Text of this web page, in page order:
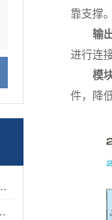
靠支撑
输
进行连
模
件，降